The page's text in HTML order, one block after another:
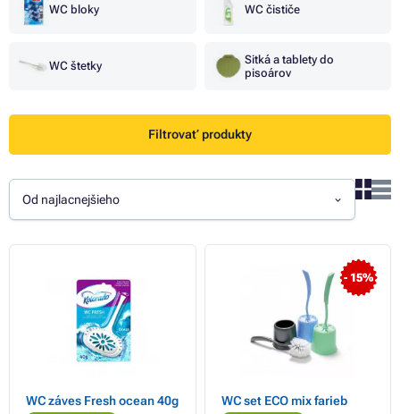
WC bloky WC čističe
WC štetky
Sitká a tablety do
pisoárov
Filtrovať produkty
Od najlacnejšieho
WC záves Fresh ocean 40g
- 15%
WC set ECO mix farieb